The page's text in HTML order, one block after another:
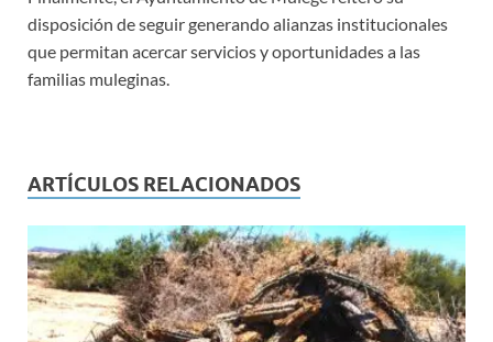
disposición de seguir generando alianzas institucionales
que permitan acercar servicios y oportunidades a las
familias muleginas.
ARTÍCULOS RELACIONADOS